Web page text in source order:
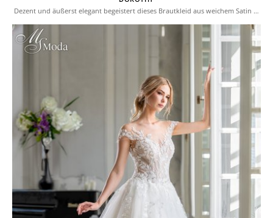
Dezent und äußerst elegant begeistert dieses Brautkleid aus weichem Satin …